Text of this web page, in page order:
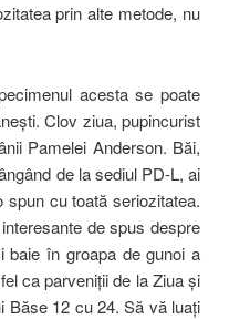
prin alte metode, nu
acesta se poate
Clov ziua, pupincurist
Pamelei Anderson. Băi,
de la sediul PD-L, ai
cu toată seriozitatea.
de spus despre
baie în groapa de gunoi a
ca parveniţii de la Ziua şi
Băse 12 cu 24. Să vă luaţi